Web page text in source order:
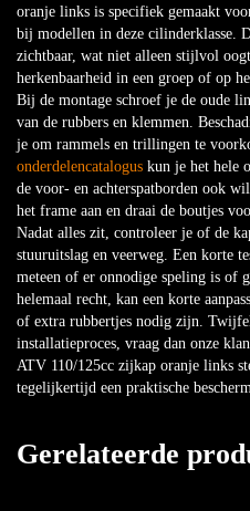
oranje links is specifiek gemaakt
bij modellen in deze cilinderklasse.
zichtbaar, wat niet alleen stijlvol
herkenbaarheid in een groep of op
Bij de montage schroef je de oude
van de rubbers en klemmen.
je om rammels en trillingen te
onderdelencatalogus kun je het hele
de voor- en achterspatborden ook
het frame aan en draai de boutjes
Nadat alles zit, controleer je of de
stuuruitslag en veerweg. Een korte
meteen of er onnodige speling is of
helemaal recht, kan een korte
of extra rubbertjes nodig zijn.
installatieproces, vraag dan onze
ATV 110/125cc zijkap oranje links
tegelijkertijd een praktische
Gerelateerde